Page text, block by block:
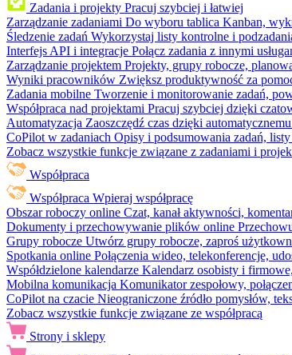
Zadania i projekty Pracuj szybciej i łatwiej
Zarządzanie zadaniami Do wyboru tablica Kanban,
Śledzenie zadań Wykorzystaj listy kontrolne i
Interfejs API i integracje Połącz zadania z innymi
Zarządzanie projektem Projekty, grupy robocze,
Wyniki pracowników Zwiększ produktywność za
Zadania mobilne Tworzenie i monitorowanie zadań,
Współpraca nad projektami Pracuj szybciej dzięki
Automatyzacja Zaoszczędź czas dzięki
CoPilot w zadaniach Opisy i podsumowania zadań,
Zobacz wszystkie funkcje związane z zadaniami i
Współpraca
Współpraca Wpieraj współpracę
Obszar roboczy online Czat, kanał aktywności,
Dokumenty i przechowywanie plików online
Grupy robocze Utwórz grupy robocze, zaproś
Spotkania online Połączenia wideo, telekonferencje,
Współdzielone kalendarze Kalendarz osobisty i
Mobilna komunikacja Komunikator zespołowy,
CoPilot na czacie Nieograniczone źródło pomysłów,
Zobacz wszystkie funkcje związane ze współpracą
Strony i sklepy